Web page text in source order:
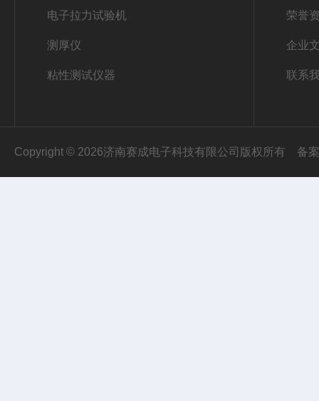
电子拉力试验机
测厚仪
粘性测试仪器
荣誉
企业
联系
Copyright © 2026济南赛成电子科技有限公司版权所有 备